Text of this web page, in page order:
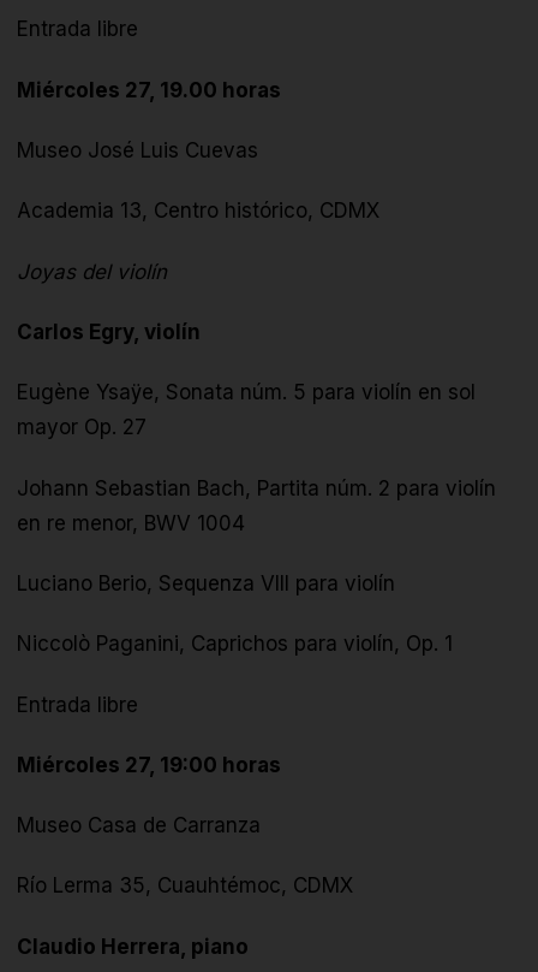
Entrada libre
Miércoles 27, 19.00 horas
Museo José Luis Cuevas
Academia 13, Centro histórico, CDMX
Joyas del violín
Carlos Egry, violín
Eugène Ysaÿe, Sonata núm. 5 para violín en sol
mayor Op. 27
Johann Sebastian Bach, Partita núm. 2 para violín
en re menor, BWV 1004
Luciano Berio, Sequenza VIII para violín
Niccolò Paganini, Caprichos para violín, Op. 1
Entrada libre
Miércoles 27, 19:00 horas
Museo Casa de Carranza
Río Lerma 35, Cuauhtémoc, CDMX
Claudio Herrera, piano